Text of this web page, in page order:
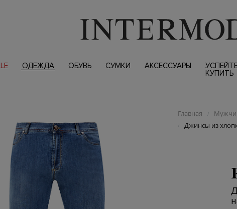
ОДЕЖДА ОБУВЬ СУМКИ АКСЕССУАРЫ
КУПИТЬ
Главная /
/ Джинсы из